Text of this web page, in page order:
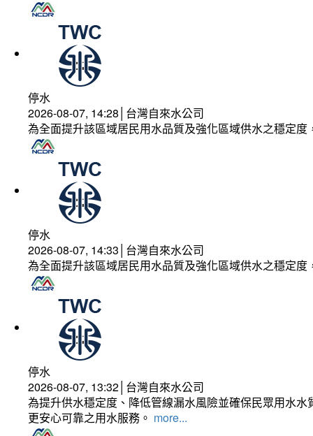
停水
2026-08-07, 14:28│台灣自來水公司
為全面提升該區域居民用水品質及強化區域供水之穩定
停水
2026-08-07, 14:33│台灣自來水公司
為全面提升該區域居民用水品質及強化區域供水之穩定
停水
2026-08-07, 13:32│台灣自來水公司
為提升供水穩定度、降低管線漏水風險並確保民眾用水
更安心可靠之用水服務。 more...